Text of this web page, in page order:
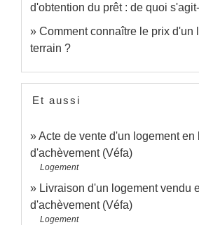
d'obtention du prêt : de quoi
Comment connaître le prix d'un
terrain ?
Et aussi
Acte de vente d'un logement en
d'achèvement (Véfa)
Logement
Livraison d'un logement vendu
d'achèvement (Véfa)
Logement